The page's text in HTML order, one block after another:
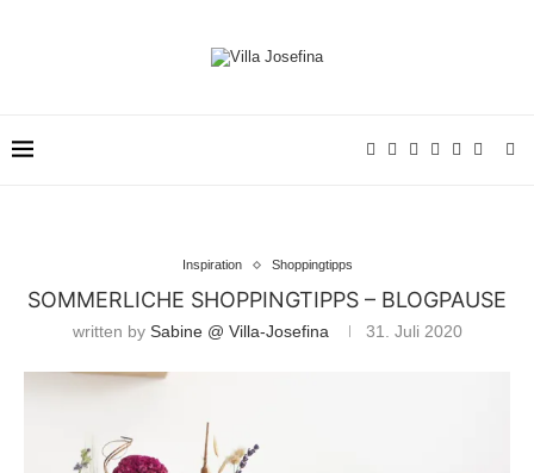
Inspiration Shoppingtipps
SOMMERLICHE SHOPPINGTIPPS – BLOGPAUSE
written by Sabine @ Villa-Josefina 31. Juli 2020